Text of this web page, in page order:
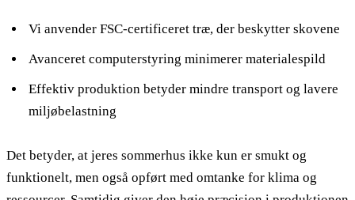
Vi anvender FSC-certificeret træ, der beskytter skovene
Avanceret computerstyring minimerer materialespild
Effektiv produktion betyder mindre transport og lavere
miljøbelastning
Det betyder, at jeres sommerhus ikke kun er smukt og
funktionelt, men også opført med omtanke for klima og